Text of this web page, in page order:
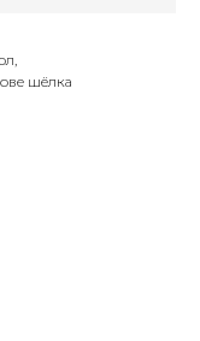
шёлка